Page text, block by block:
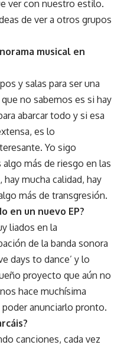
ver con nuestro estilo.
de ver a otros grupos
musical en
y salas para ser una
no sabemos es si hay
abarcar todo y si esa
es lo
Yo sigo
más de riesgo en las
mucha calidad, hay
más de transgresión.
en un nuevo EP?
liados en la
de la banda sonora
days to dance’ y lo
proyecto que aún no
hace muchísima
anunciarlo pronto.
canciones, cada vez